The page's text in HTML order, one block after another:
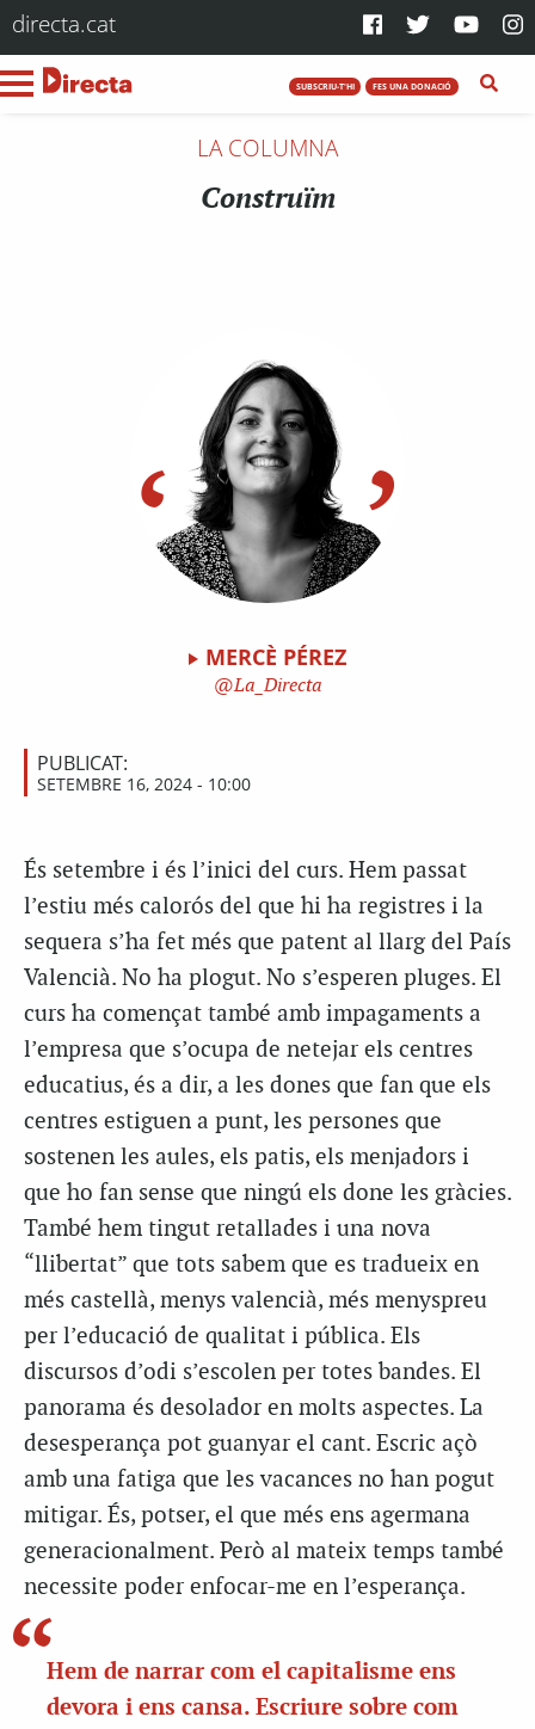
directa.cat
SUBSCRIU-T'HI FES UNA DONACIÓ
LA COLUMNA
Construïm
MERCÈ PÉREZ
La_Directa
PUBLICAT:
SETEMBRE 16, 2024 - 10:00
És setembre i és l’inici del curs. Hem passat
l’estiu més calorós del que hi ha registres i la
sequera s’ha fet més que patent al llarg del País
Valencià. No ha plogut. No s’esperen pluges. El
curs ha començat també amb impagaments a
l’empresa que s’ocupa de netejar els centres
educatius, és a dir, a les dones que fan que els
centres estiguen a punt, les persones que
sostenen les aules, els patis, els menjadors i
que ho fan sense que ningú els done les gràcies.
També hem tingut retallades i una nova
“llibertat” que tots sabem que es tradueix en
més castellà, menys valencià, més menyspreu
per l’educació de qualitat i pública. Els
discursos d’odi s’escolen per totes bandes. El
panorama és desolador en molts aspectes. La
desesperança pot guanyar el cant. Escric açò
amb una fatiga que les vacances no han pogut
mitigar. És, potser, el que més ens agermana
generacionalment. Però al mateix temps també
necessite poder enfocar-me en l’esperança.
Hem de narrar com el capitalisme ens
devora i ens cansa. Escriure sobre com